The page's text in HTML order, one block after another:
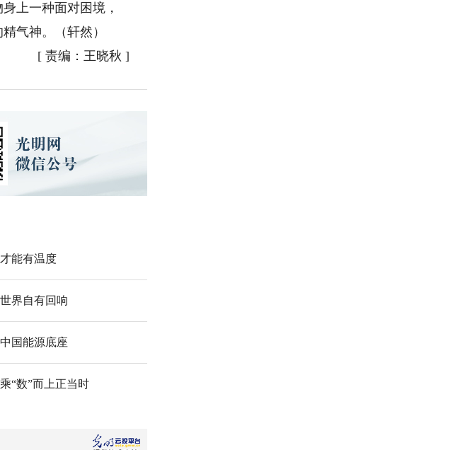
上一种面对困境，
气神。（轩然）
[ 责编：王晓秋 ]
能有温度
界自有回响
国能源底座
“数”而上正当时